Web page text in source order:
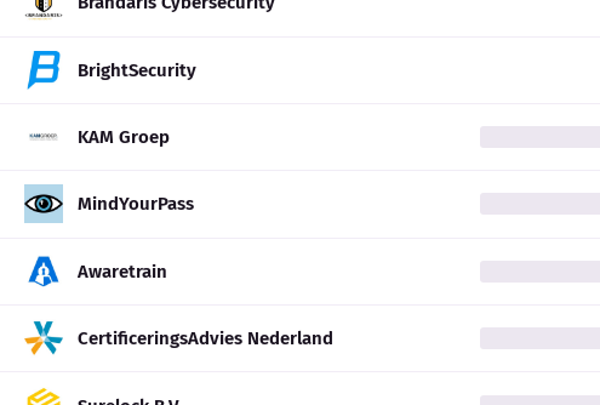
BrightSecurity
KAM Groep
MindYourPass
Awaretrain
CertificeringsAdvies Nederland